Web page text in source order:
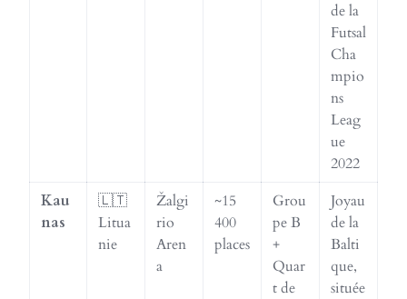
de la
Futsal
Cha
mpio
ns
Leag
ue
2022
Kau
nas
🇱🇹
Litua
nie
Žalgi
rio
Aren
a
~15
400
places
Grou
pe B
+
Quar
t de
Joyau
de la
Balti
que,
située